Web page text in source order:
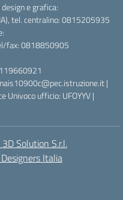
e grafica:
tel. centralino: 0815205935
fax: 0818850905
|
Univoco ufficio: UFOYYV |
Solution S.r.l.
Italia